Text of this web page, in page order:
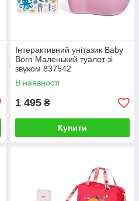
Інтерактивний унітазик Baby
Born Маленький туалет зі
звуком 837542
В наявності
1 495 ₴
Купити